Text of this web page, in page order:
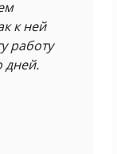
к ней
работу
дней.